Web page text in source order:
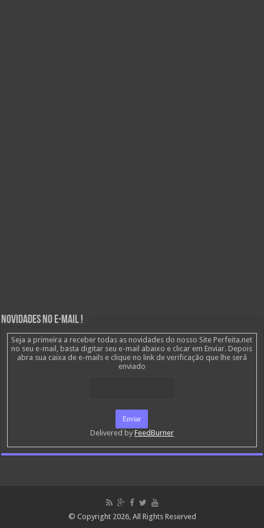
Novidades no E-mail !
Seja a primeira a receber todas as novidades do nosso Site Perfeita.net
no seu e-mail, basta digitar seu e-mail abaixo e clicar em Enviar. Depois
abra sua caixa de e-mails e clique no link de verificação que lhe será
enviado
Delivered by FeedBurner
© Copyright 2026, All Rights Reserved